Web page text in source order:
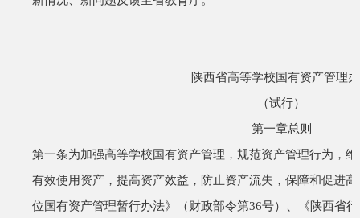
陕西省高等学校国有资产管理
（试行）
第一章总则
第一条为加强高等学校国有资产管理，规范资产管理行为，
有效使用资产，提高资产效益，防止资产流失，保障和促进
位国有资产管理暂行办法》（财政部令第36号）、《陕西省